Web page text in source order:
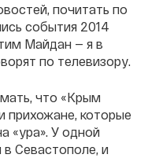
почитать по
события 2014
Майдан — я в
по телевизору.
что «Крым
прихожане, которые
«ура». У одной
Севастополе, и